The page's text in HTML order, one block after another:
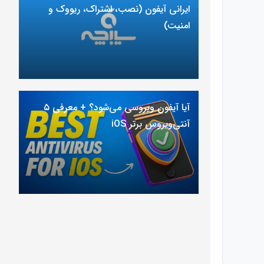
ایرانی آیفون (نصب، اشتراک، ریووک و
امنیت)
آیا آیفون ویروسی می‌شود؟ + معرفی ۵
آنتی‌ویروس برتر iOS